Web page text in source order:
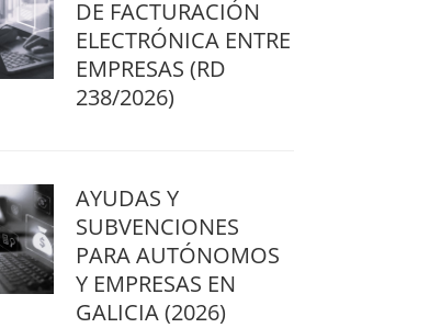
DE FACTURACIÓN
ELECTRÓNICA ENTRE
EMPRESAS (RD
238/2026)
AYUDAS Y
SUBVENCIONES
PARA AUTÓNOMOS
Y EMPRESAS EN
GALICIA (2026)